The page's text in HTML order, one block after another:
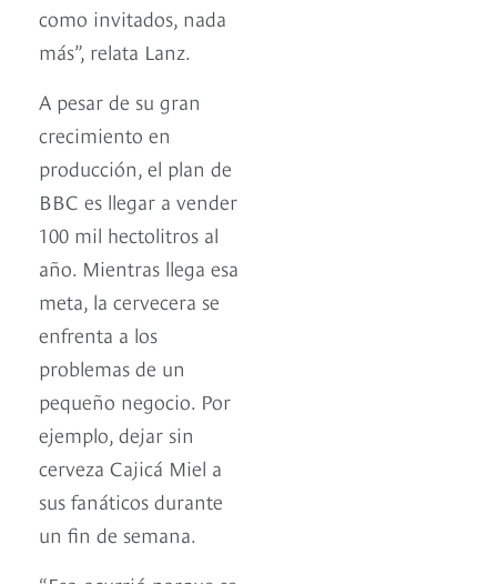
como invitados, nada
más”, relata Lanz.
A pesar de su gran
crecimiento en
producción, el plan de
BBC es llegar a vender
100 mil hectolitros al
año. Mientras llega esa
meta, la cervecera se
enfrenta a los
problemas de un
pequeño negocio. Por
ejemplo, dejar sin
cerveza Cajicá Miel a
sus fanáticos durante
un fin de semana.